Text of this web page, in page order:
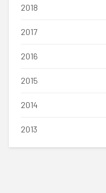
2018
2017
2016
2015
2014
2013